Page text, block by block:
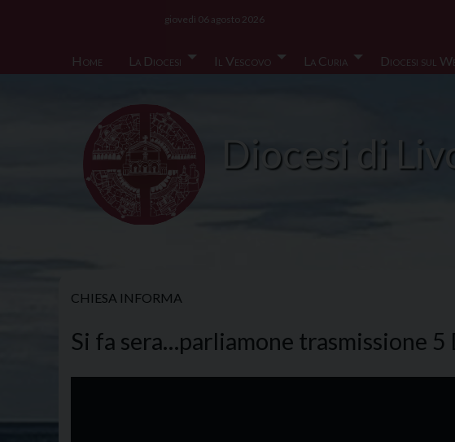
Home
La Diocesi Il Vescovo La Curia Diocesi sul
giovedì 06 agosto 2026
Diocesi di
CHIESA INFORMA
Si fa sera…parliamone trasmissione